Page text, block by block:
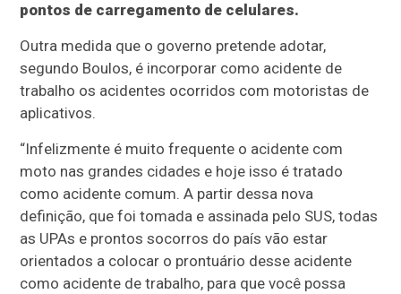
pontos de carregamento de celulares.
Outra medida que o governo pretende adotar,
segundo Boulos, é incorporar como acidente de
trabalho os acidentes ocorridos com motoristas de
aplicativos.
“Infelizmente é muito frequente o acidente com
moto nas grandes cidades e hoje isso é tratado
como acidente comum. A partir dessa nova
definição, que foi tomada e assinada pelo SUS, todas
as UPAs e prontos socorros do país vão estar
orientados a colocar o prontuário desse acidente
como acidente de trabalho, para que você possa